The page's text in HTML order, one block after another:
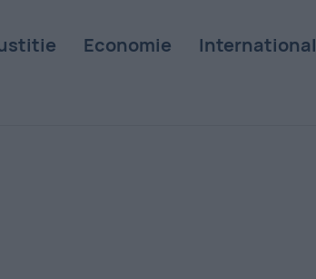
Economie International